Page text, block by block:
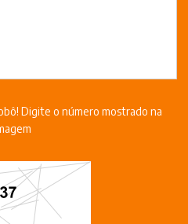
Digite o número mostrado na